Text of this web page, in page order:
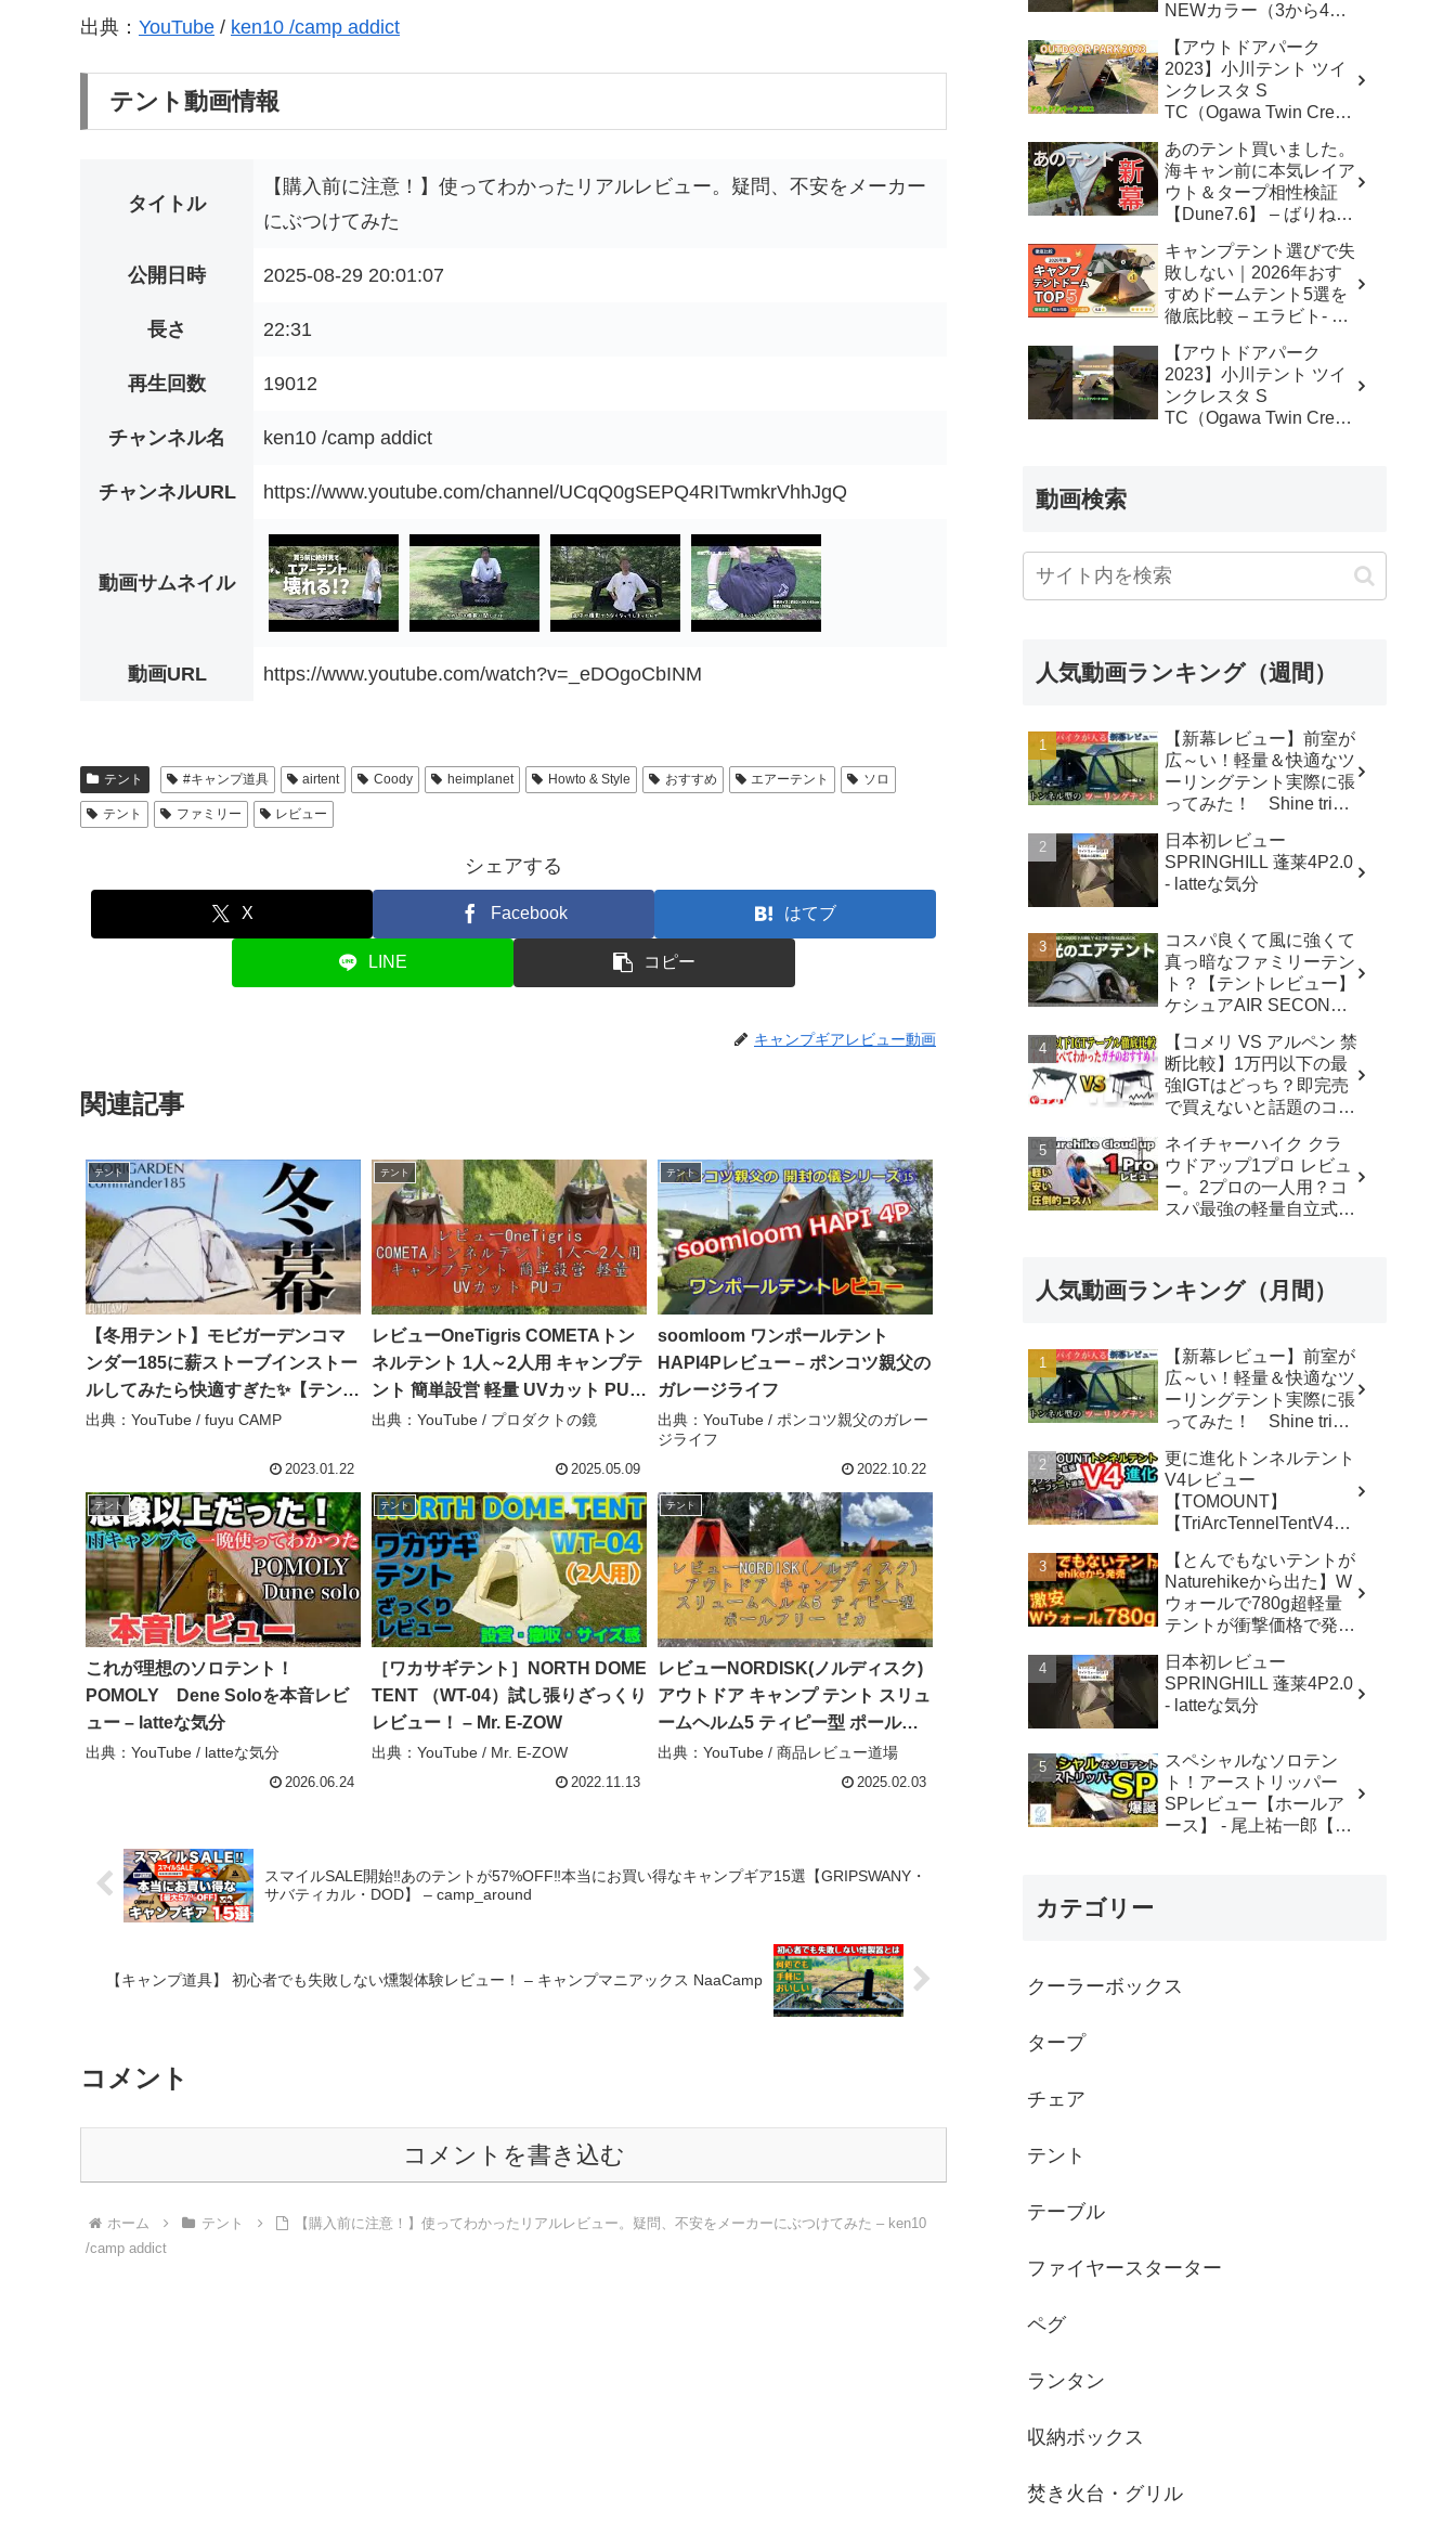
出典： YouTube / ken10 /camp addict
テント動画情報
タイトル
【購入前に注意！】使ってわかったリアルレビュー。疑問、不安をメーカー
にぶつけてみた
公開日時 2025-08-29 20:01:07
長さ 22:31
再生回数 19012
チャンネル名 ken10 /camp addict
チャンネルURL https://www.youtube.com/channel/UCqQ0gSEPQ4RITwmkrVhhJgQ
動画サムネイル
動画URL https://www.youtube.com/watch?v=_eDOgoCbINM
テント #キャンプ道具 airtent Coody heimplanet Howto & Style おすすめ エアーテント ソロ
テント ファミリー レビュー
シェアする
X Facebook はてブ
LINE コピー
キャンプギアレビュー動画
関連記事
テント
【冬用テント】モビガーデンコマ
ンダー185に薪ストーブインストー
ルしてみたら快適すぎた✨【テント
レビュー】 – fuyu CAMP
出典：YouTube / fuyu CAMP
2023.01.22
テント
レビューOneTigris COMETAトン
ネルテント 1人～2人用 キャンプテ
ント 簡単設営 軽量 UVカット PUコ
ーティング 耐水圧3000mm インナ
出典：YouTube / プロダクトの鏡
2025.05.09
テント
soomloom ワンポールテント
HAPI4Pレビュー – ポンコツ親父の
ガレージライフ
出典：YouTube / ポンコツ親父のガレー
ジライフ
2022.10.22
テント
これが理想のソロテント！
POMOLY Dene Soloを本音レビ
ュー – latteな気分
出典：YouTube / latteな気分
2026.06.24
テント
［ワカサギテント］NORTH DOME
TENT （WT-04）試し張りざっくり
レビュー！ – Mr. E-ZOW
出典：YouTube / Mr. E-ZOW
2022.11.13
テント
レビューNORDISK(ノルディスク)
アウトドア キャンプ テント スリュ
ームヘルム5 ティピー型 ポールフ
リー ピカンテ/カシュ― 5人用
(Thrymheim 5 PU) 122054 – 商品
出典：YouTube / 商品レビュー道場
2025.02.03
スマイルSALE開始‼︎あのテントが57%OFF‼️本当にお買い得なキャンプギア15選【GRIPSWANY・
サバティカル・DOD】 – camp_around
【キャンプ道具】 初心者でも失敗しない燻製体験レビュー！ – キャンプマニアックス NaaCamp
コメント
コメントを書き込む
ホーム テント
【購入前に注意！】使ってわかったリアルレビュー。疑問、不安をメーカーにぶつけてみた – ken10
/camp addict
NEWカラー（3から4人
ート – akoakoa
【アウトドアパーク
2023】小川テント ツイ
ンクレスタ S
TC（Ogawa Twin Cresta
介 – akoakoa
あのテント買いました。
海キャン前に本気レイア
ウト＆タープ相性検証
【Dune7.6】 – ばりねこ
キャンプテント選びで失
敗しない｜2026年おす
すめドームテント5選を
徹底比較 – エラビト- 失
【アウトドアパーク
2023】小川テント ツイ
ンクレスタ S
TC（Ogawa Twin Cresta
動画検索
人気動画ランキング（週間）
【新幕レビュー】前室が
広～い！軽量＆快適なツ
ーリングテント実際に張
ってみた！ Shine trip
な気分
日本初レビュー
SPRINGHILL 蓬莱4P2.0
- latteな気分
コスパ良くて風に強くて
真っ暗なファミリーテン
ト？【テントレビュー】
ケシュアAIR SECONDS
FRESH&BLACK - 脱サ
ラ さいとう夫婦
【コメリ VS アルペン 禁
断比較】1万円以下の最
強IGTはどっち？即完売
で買えないと話題のコメ
ー！【アウトドアシステ
ムテーブル VS アルミユ
ニットテーブル】 - ヤミ
ツキソロキャンプ
ネイチャーハイク クラ
ウドアップ1プロ レビュ
ー。2プロの一人用？コ
スパ最強の軽量自立式テ
人気動画ランキング（月間）
【新幕レビュー】前室が
広～い！軽量＆快適なツ
ーリングテント実際に張
ってみた！ Shine trip
な気分
更に進化トンネルテント
V4レビュー
【TOMOUNT】
【TriArcTennelTentV4】
カ】
【とんでもないテントが
Naturehikeから出た】W
ウォールで780g超軽量
テントが衝撃価格で発売
解説の保存版【ULギ
ア】【キャンプ道具】
【アウトドア】#855 -
ーンキャンプ
日本初レビュー
SPRINGHILL 蓬莱4P2.0
- latteな気分
スペシャルなソロテン
ト！アーストリッパー
SPレビュー【ホールア
ース】 - 尾上祐一郎【テ
カテゴリー
クーラーボックス
タープ
チェア
テント
テーブル
ファイヤースターター
ペグ
ランタン
収納ボックス
焚き火台・グリル